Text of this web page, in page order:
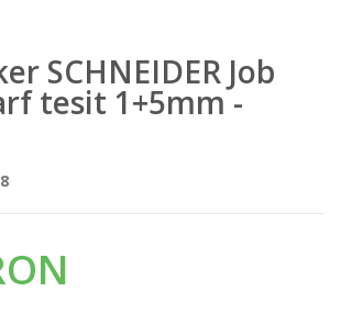
SCHNEIDER Job
tesit 1+5mm -